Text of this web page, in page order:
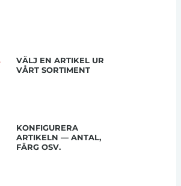
VÄLJ EN ARTIKEL UR
VÅRT SORTIMENT
KONFIGURERA
ARTIKELN — ANTAL,
FÄRG OSV.